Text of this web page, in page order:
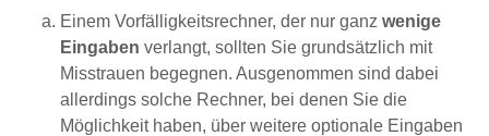
Einem Vorfälligkeitsrechner, der nur ganz wenige
Eingaben verlangt, sollten Sie grundsätzlich mit
Misstrauen begegnen. Ausgenommen sind dabei
allerdings solche Rechner, bei denen Sie die
Möglichkeit haben, über weitere optionale Eingaben